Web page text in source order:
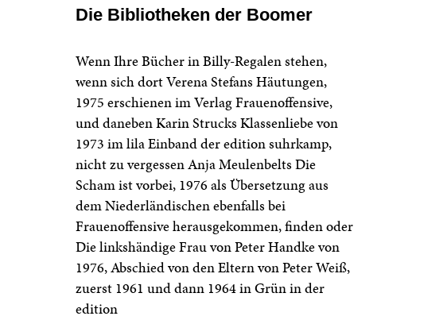
Die Bibliotheken der Boomer
Wenn Ihre Bücher in Billy-Regalen stehen,
wenn sich dort Verena Stefans Häutungen,
1975 erschienen im Verlag Frauenoffensive,
und daneben Karin Strucks Klassenliebe von
1973 im lila Einband der edition suhrkamp,
nicht zu vergessen Anja Meulenbelts Die
Scham ist vorbei, 1976 als Übersetzung aus
dem Niederländischen ebenfalls bei
Frauenoffensive herausgekommen, finden oder
Die linkshändige Frau von Peter Handke von
1976, Abschied von den Eltern von Peter Weiß,
zuerst 1961 und dann 1964 in Grün in der
edition